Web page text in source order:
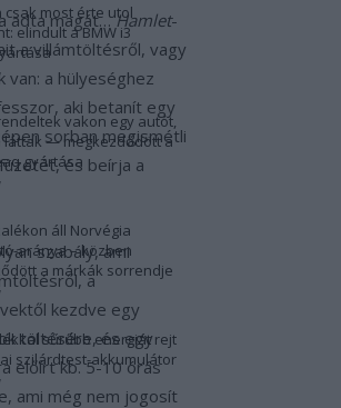
adta magát…Hamlet-
a villámtöltésről, vagy
a hülyeséghez
aki betanít egy
sorban megismétli
és beírja a
szabály, ami
a
kezdve egy
töltésére, és egy
előírt kb. 5-10 órás
ami még nem jogosít
csak most érte utol
elindult a BMW i3
vakon egy autót,
láttak — megkezdődött a
gyártása
áll Norvégia
aránya – közben
a márkák sorrendje
sűrűbb energiát rejt
szilárdtest-akkumulátor